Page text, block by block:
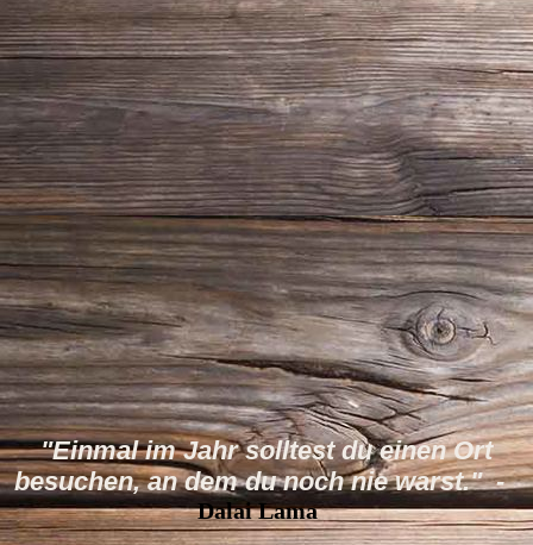
"Einmal im Jahr solltest du einen Ort
besuchen, an dem du noch nie warst." -
Dalai Lama